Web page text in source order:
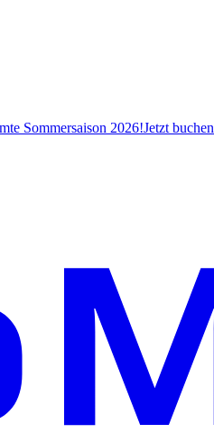
Sommersaison 2026!Jetzt buchen